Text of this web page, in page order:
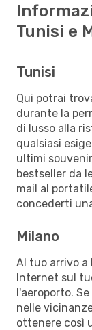
Tunisi e
Tunisi
Qui potrai
durante la
di lusso alla
qualsiasi
ultimi
bestseller da
mail al
concederti
Milano
Al tuo arrivo
Internet sul
l'aeroporto.
nelle
ottenere così